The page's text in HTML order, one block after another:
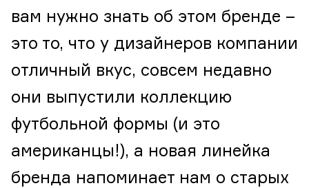
вам нужно знать об этом бренде –
это то, что у дизайнеров компании
отличный вкус, совсем недавно
они выпустили коллекцию
футбольной формы (и это
американцы!), а новая линейка
бренда напоминает нам о старых